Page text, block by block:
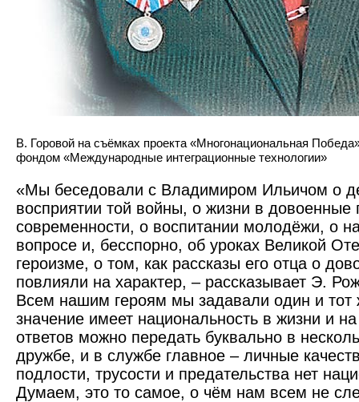
В. Горовой на съёмках проекта «Многонациональная
фондом «Международные интеграционные технологии»
«Мы беседовали с Владимиром Ильичом о
восприятии той войны, о жизни в довоенные
современности, о воспитании молодёжи, о
вопросе и, бесспорно, об уроках Великой
героизме, о том, как рассказы его отца о
повлияли на характер, – рассказывает Э.
Всем нашим героям мы задавали один и тот
значение имеет национальность в жизни и
ответов можно передать буквально в
дружбе, и в службе главное – личные
подлости, трусости и предательства нет
Думаем, это то самое, о чём нам всем не